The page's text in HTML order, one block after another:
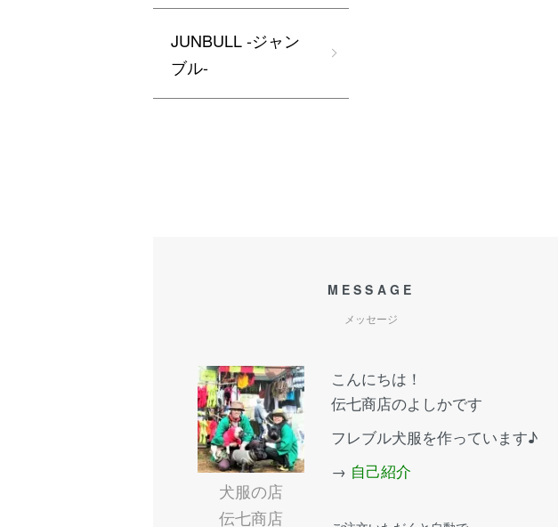
JUNBULL -ジャン
ブル-
MESSAGE
メッセージ
犬服の店
伝七商店
こんにちは！
伝七商店のよしかです
フレブル犬服を作っています♪
→ 自己紹介